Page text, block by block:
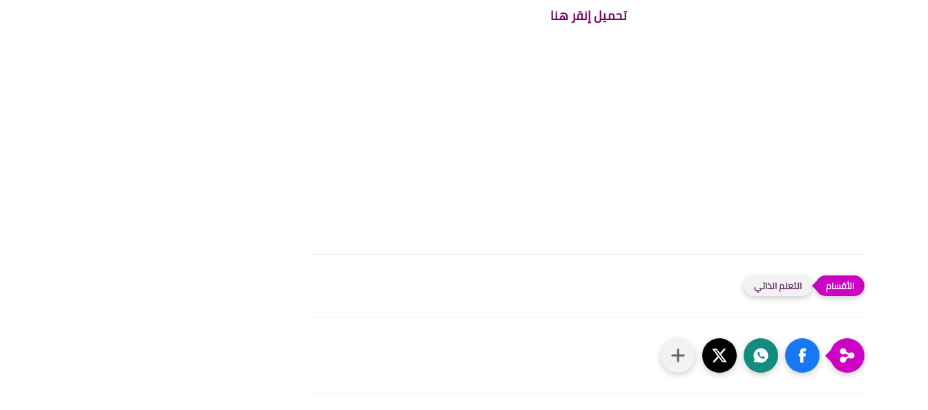
تحميلإنقر هنا
التعلم الذاتي